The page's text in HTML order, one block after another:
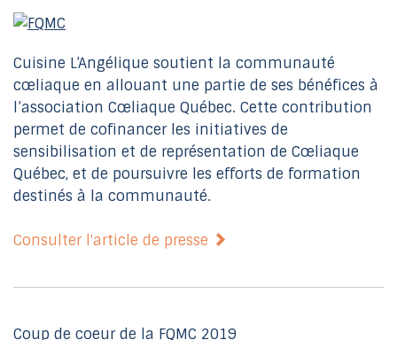
Cuisine L’Angélique soutient la communauté
cœliaque en allouant une partie de ses bénéfices à
l’association Cœliaque Québec. Cette contribution
permet de cofinancer les initiatives de
sensibilisation et de représentation de Cœliaque
Québec, et de poursuivre les efforts de formation
destinés à la communauté.
Consulter l'article de presse
Coup de coeur de la FQMC 2019